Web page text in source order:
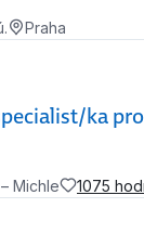
Praha
ka
Michle 1075